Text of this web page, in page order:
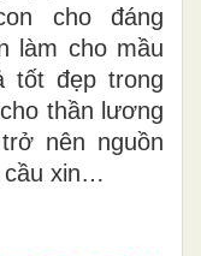
cho đáng
làm cho mầu
tốt đẹp trong
thần lương
nên nguồn
cầu xin…